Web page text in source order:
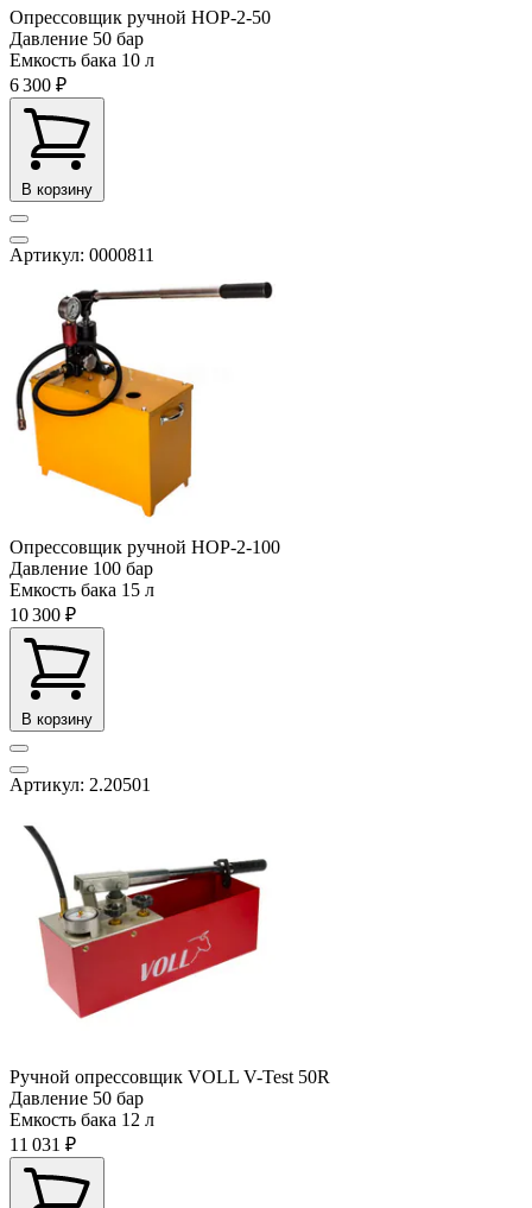
Опрессовщик ручной НОР-2-50
Давление 50 бар
Емкость бака 10 л
6 300 ₽
В корзину
Артикул: 0000811
Опрессовщик ручной НОР-2-100
Давление 100 бар
Емкость бака 15 л
10 300 ₽
В корзину
Артикул: 2.20501
Ручной опрессовщик VOLL V-Test 50R
Давление 50 бар
Емкость бака 12 л
11 031 ₽